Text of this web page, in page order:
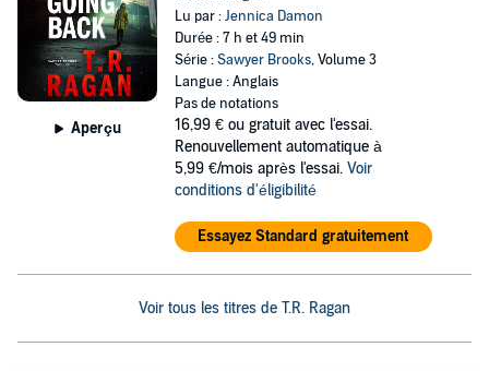
Aperçu
Lu par :Jennica Damon
Durée : 7 h et 49 min
Série :Sawyer Brooks, Volume 3
Langue : Anglais
Pas de notations
16,99 € ou gratuit avec l'essai.
Renouvellement automatique à
5,99 €/mois après l'essai. Voir
conditions d'éligibilité
Essayez Standard gratuitement
Voir tous les titres de T.R. Ragan